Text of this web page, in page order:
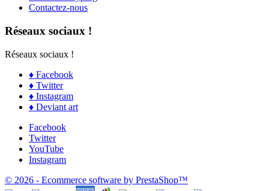
Contactez-nous
Réseaux sociaux !
Réseaux sociaux !
♦ Facebook
♦ Twitter
♦ Instagram
♦ Deviant art
Facebook
Twitter
YouTube
Instagram
© 2026 - Ecommerce software by PrestaShop™